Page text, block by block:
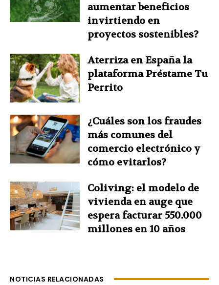
aumentar beneficios
invirtiendo en
proyectos sostenibles?
Aterriza en España la
plataforma Préstame Tu
Perrito
¿Cuáles son los fraudes
más comunes del
comercio electrónico y
cómo evitarlos?
Coliving: el modelo de
vivienda en auge que
espera facturar 550.000
millones en 10 años
NOTICIAS RELACIONADAS